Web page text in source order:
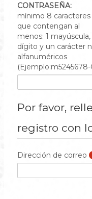
CONTRASEÑA:
mínimo 8 caracteres
que contengan al
menos: 1 mayúscula,
dígito y un carácter no
alfanuméricos
(Ejemplo:m5245678-
Por favor,
registro con
Dirección de correo